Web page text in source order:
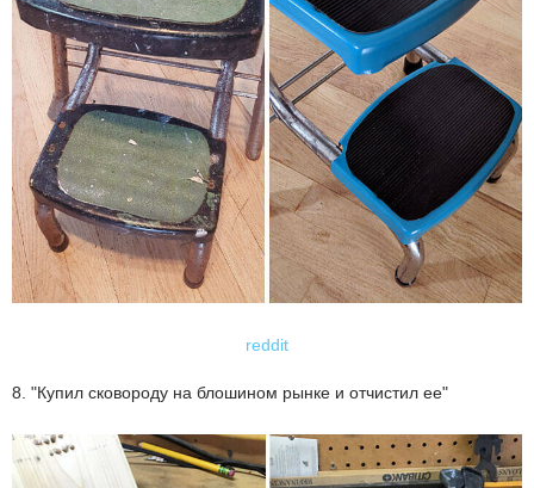
reddit
8. "Купил сковороду на блошином рынке и отчистил ее"